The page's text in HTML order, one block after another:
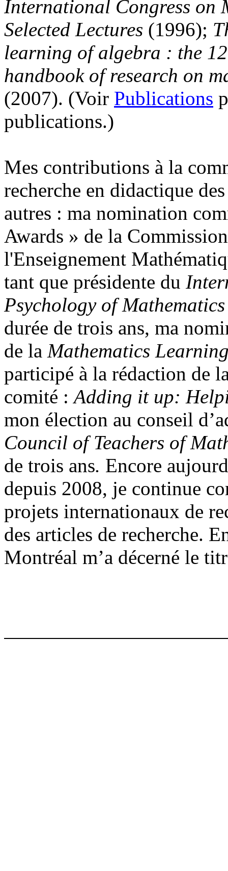
International Congress on
Selected Lectures (1996);
learning of algebra : the
handbook of research on
(2007). (Voir Publications
publications.)
Mes contributions à la
recherche en didactique
autres : ma nomination
Awards » de la
l'Enseignement
tant que présidente du
Psychology of
durée de trois ans, ma
de la Mathematics
participé à la rédaction de
comité :Adding it up:
mon élection au conseil
Council of Teachers of
de trois ans. Encore
depuis 2008, je continue
projets internationaux de
des articles de recherche.
Montréal m’a décerné le